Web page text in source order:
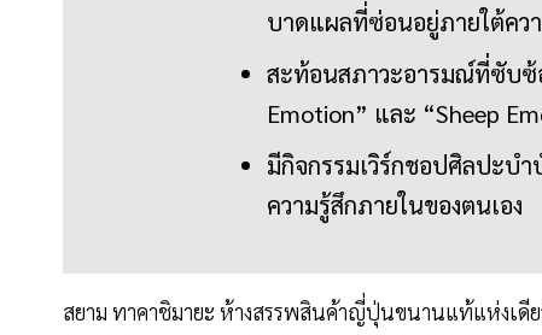
บาดแผลที่ซ่อนอยู่ภายใต้คว
สะท้อนสภาวะอารมณ์ที่ซับซ้
Emotion” และ “Sheep
มีกิจกรรมเวิร์กชอปศิลปะบำ
ความรู้สึกภายในของตนเอง
สยาม ทาคาชิมายะ ห้างสรรพสินค้าญี่ปุ่นขนานแท้แห่งเ